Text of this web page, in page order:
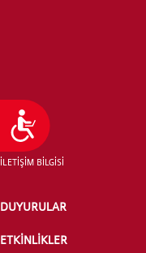
Ulaşılabilirlik
İLETİŞİM
İLETİŞİM BİLGİSİ
DUYURULAR
ETKİNLİKLER